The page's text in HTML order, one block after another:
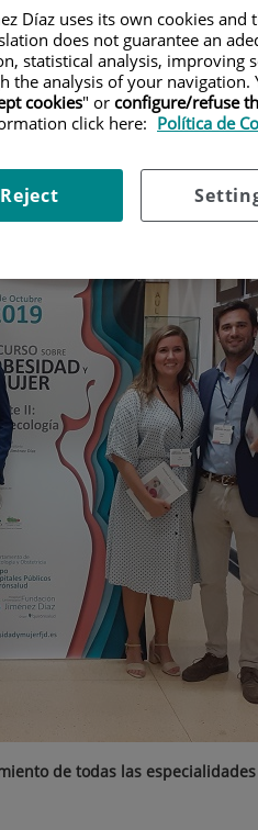
de todas las
Díaz uses its own cookies and
does not guarantee an
statistical analysis, improving
analysis of your navigation.
cookies" or configure/refuse
click here: Política de
Reject